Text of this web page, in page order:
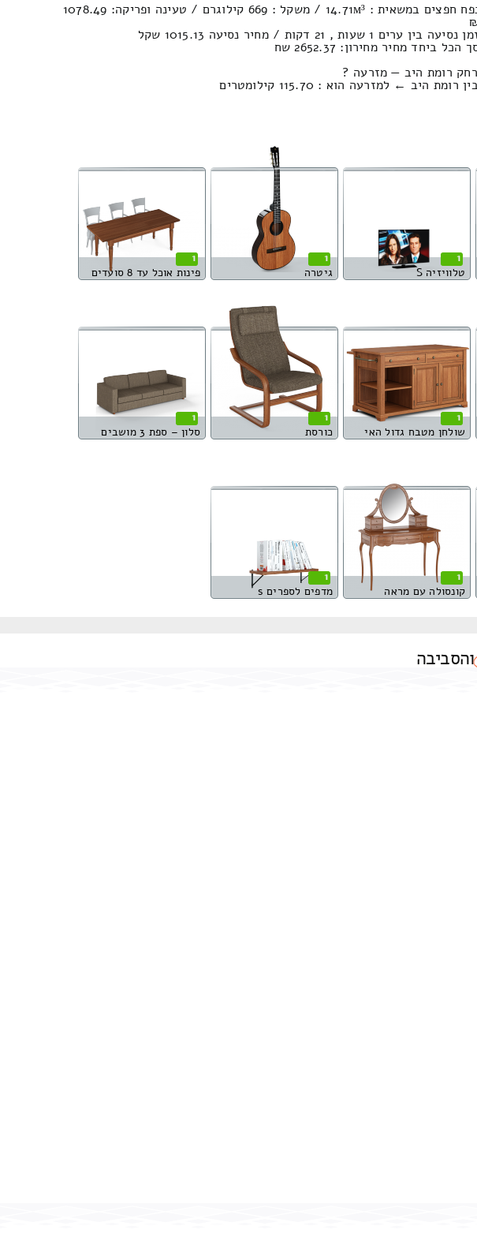
נפח חפצים במשאית : 14.71м³ / משקל : 669 קילוגרם / טעינה ופריקה: 1078.49
נסיעה בין ערים 1 שעות , 21 דקות / מחיר נסיעה 1015.13 שקל
הכל ביחד מחיר מחירון: 2652.37 שח
רומת היב — מזרעה ?
היב ← למזרעה הוא : 115.70 קילומטרים
1
טלוויזיה S
1
גיטרה
1
פינות אוכל עד 8 סועדים
1
שולחן מטבח גדול האי
1
כורסת
1
סלון – ספת 3 מושבים
1
קונסולה עם מראה
1
מדפים לספרים s
והסביבה